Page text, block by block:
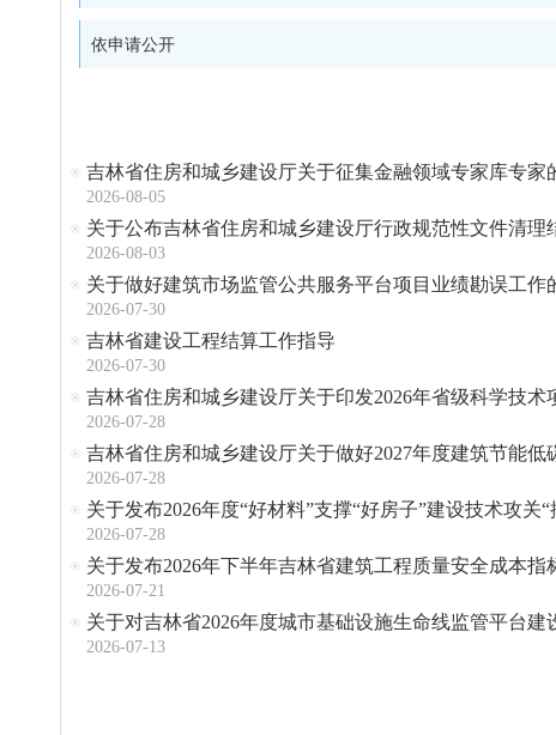
依申请公开
吉林省住房和城乡建设厅关于征集金融领域专家库专家
2026-08-05
关于公布吉林省住房和城乡建设厅行政规范性文件清理
2026-08-03
关于做好建筑市场监管公共服务平台项目业绩勘误工作
2026-07-30
吉林省建设工程结算工作指导
2026-07-30
吉林省住房和城乡建设厅关于印发2026年省级科学技术
2026-07-28
吉林省住房和城乡建设厅关于做好2027年度建筑节能低
2026-07-28
关于发布2026年度“好材料”支撑“好房子”建设技术攻关
2026-07-28
关于发布2026年下半年吉林省建筑工程质量安全成本指
2026-07-21
关于对吉林省2026年度城市基础设施生命线监管平台建
2026-07-13